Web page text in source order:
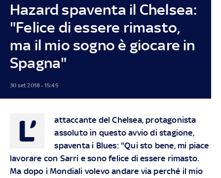
Hazard spaventa il Chelsea:
"Felice di essere rimasto,
ma il mio sogno è giocare in
Spagna"
30 set 2018 - 15:45
L’
attaccante del Chelsea, protagonista
assoluto in questo avvio di stagione,
spaventa i Blues: "Qui sto bene, mi piace
lavorare con Sarri e sono felice di essere rimasto.
Ma dopo i Mondiali volevo andare via perché il mio